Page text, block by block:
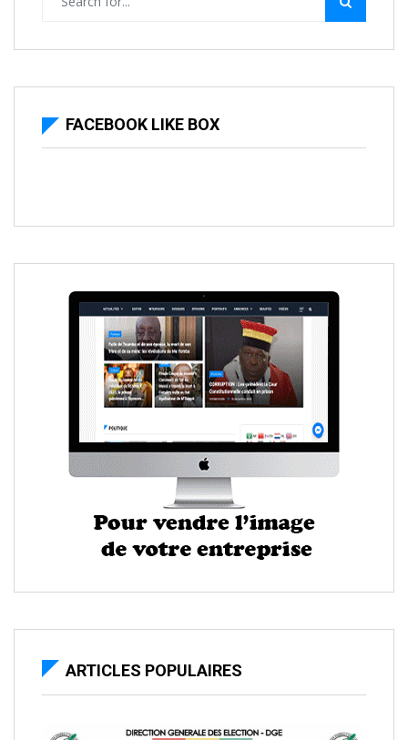
FACEBOOK LIKE BOX
ARTICLES POPULAIRES